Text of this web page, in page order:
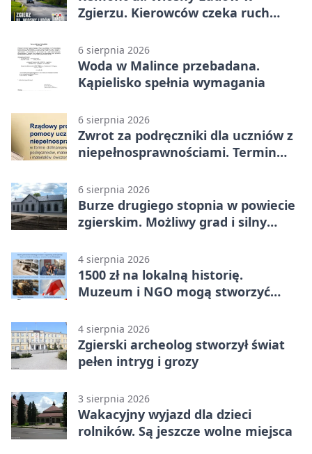
Zgierzu. Kierowców czeka ruch
6 sierpnia 2026
Woda w Malince przebadana.
Kąpielisko spełnia wymagania
6 sierpnia 2026
Zwrot za podręczniki dla uczniów z
niepełnosprawnościami. Termin
6 sierpnia 2026
Burze drugiego stopnia w powiecie
zgierskim. Możliwy grad i silny
4 sierpnia 2026
1500 zł na lokalną historię.
Muzeum i NGO mogą stworzyć
4 sierpnia 2026
Zgierski archeolog stworzył świat
pełen intryg i grozy
3 sierpnia 2026
Wakacyjny wyjazd dla dzieci
rolników. Są jeszcze wolne miejsca